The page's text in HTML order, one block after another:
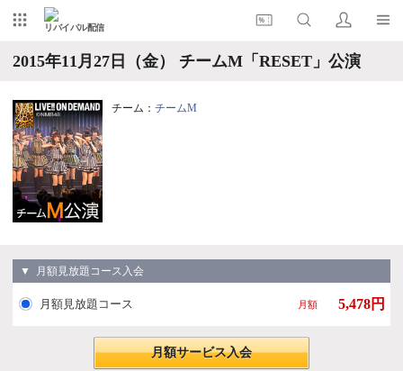
リバイバル配信
2015年11月27日（金） チームM「RESET」公演
チーム： チームM
▼ 月額見放題コース入会
月額見放題コース 月額 5,478円
月額サービス入会